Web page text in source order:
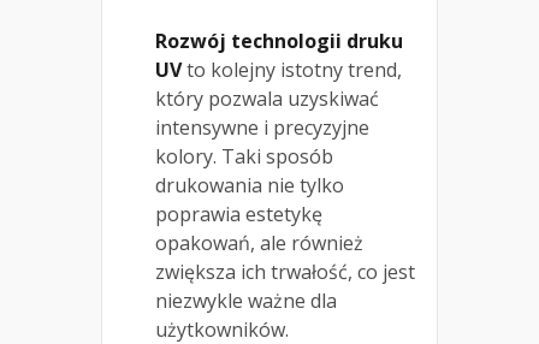
Rozwój technologii druku
UVto kolejny istotny trend,
który pozwala uzyskiwać
intensywne i precyzyjne
kolory. Taki sposób
drukowania nie tylko
poprawia estetykę
opakowań, ale również
zwiększa ich trwałość, co jest
niezwykle ważne dla
użytkowników.